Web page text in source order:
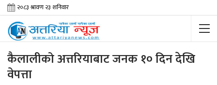
कैलालीको अत्तरियाबाट जनक १० दिन देखि
वेपत्ता